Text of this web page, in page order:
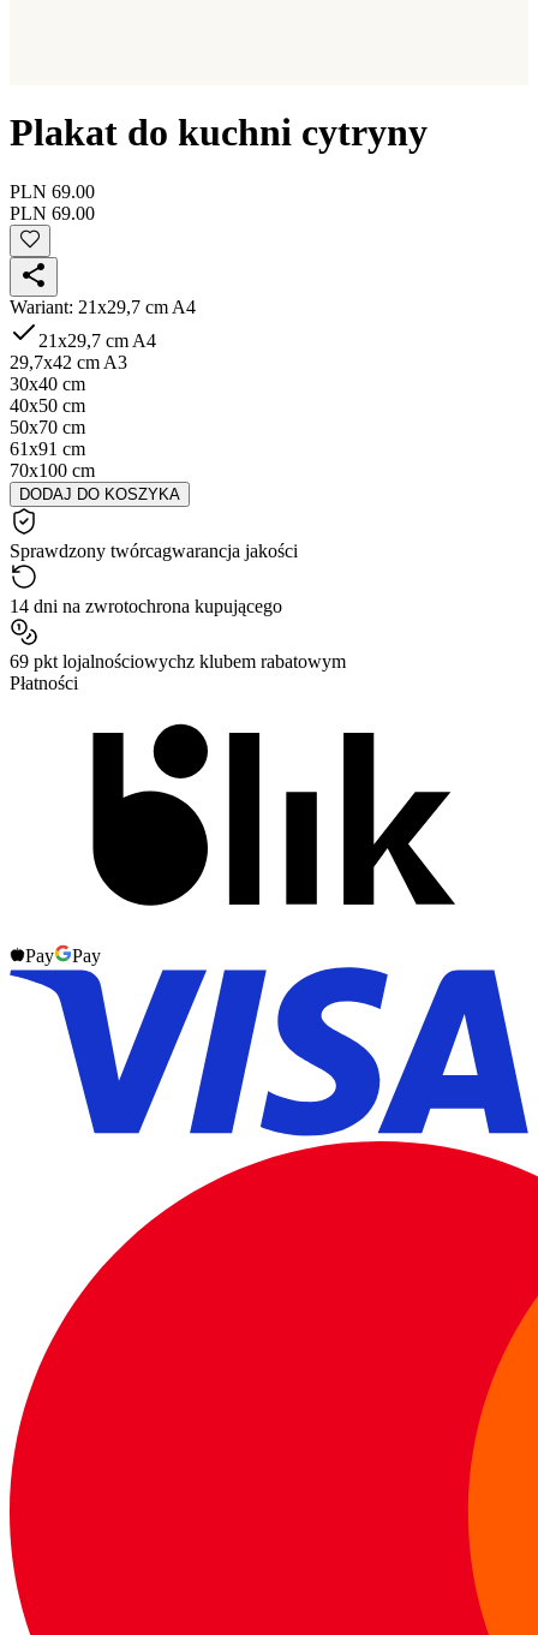
Plakat do kuchni cytryny
PLN 69.00
PLN 69.00
Wariant: 21x29,7 cm A4
21x29,7 cm A4
29,7x42 cm A3
30x40 cm
40x50 cm
50x70 cm
61x91 cm
70x100 cm
DODAJ DO KOSZYKA
Sprawdzony twórcagwarancja jakości
14 dni na zwrotochrona kupującego
69 pkt lojalnościowychz klubem rabatowym
Płatności
Pay Pay